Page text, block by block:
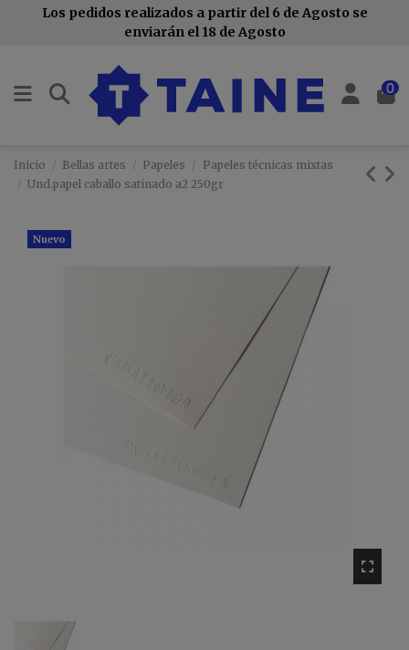
Los pedidos realizados a partir del 6 de Agosto se
enviarán el 18 de Agosto
0
Inicio Bellas artes Papeles
Papeles técnicas mixtas
Und.papel caballo satinado a2 250gr
Nuevo